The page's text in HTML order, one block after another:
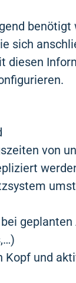
benötigt
sich
diesen
von
Kopf und